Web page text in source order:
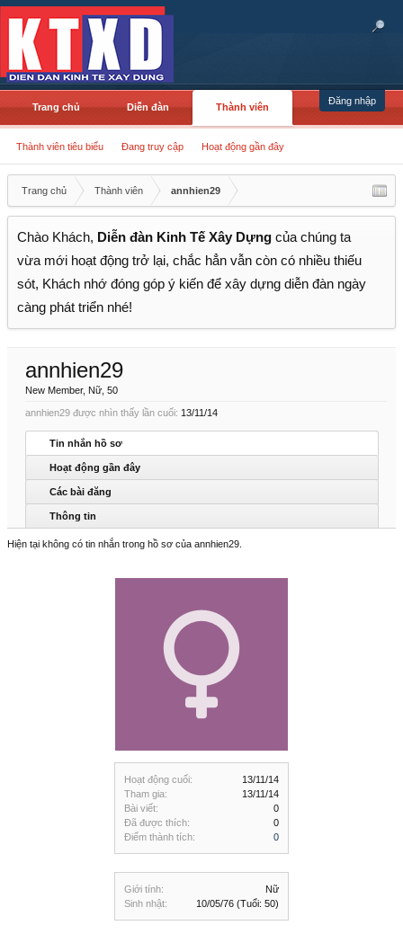
Đăng nhập
Trang chủ Diễn đàn Thành viên
Thành viên tiêu biểu Đang truy cập Hoạt động gần đây
Trang chủ Thành viên annhien29
Chào Khách, Diễn đàn Kinh Tế Xây Dựng của chúng ta
vừa mới hoạt động trở lại, chắc hẳn vẫn còn có nhiều thiếu
sót, Khách nhớ đóng góp ý kiến để xây dựng diễn đàn ngày
càng phát triển nhé!
Hoạt động cuối:
13/11/14
Tham gia:
13/11/14
Bài viết:
0
Đã được thích:
0
Điểm thành tích:
0
Giới tính:
Nữ
Sinh nhật:
10/05/76 (Tuổi: 50)
annhien29
New Member, Nữ, 50
annhien29 được nhìn thấy lần cuối: 13/11/14
Tin nhắn hồ sơ
Hoạt động gần đây
Các bài đăng
Thông tin
Hiện tại không có tin nhắn trong hồ sơ của annhien29.